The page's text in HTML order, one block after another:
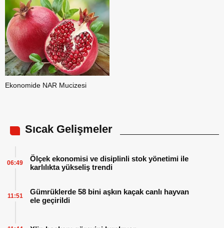
Ekonomide NAR Mucizesi
Sıcak Gelişmeler
Ölçek ekonomisi ve disiplinli stok yönetimi ile
karlılıkta yükseliş trendi
06:49
Gümrüklerde 58 bini aşkın kaçak canlı hayvan
ele geçirildi
11:51